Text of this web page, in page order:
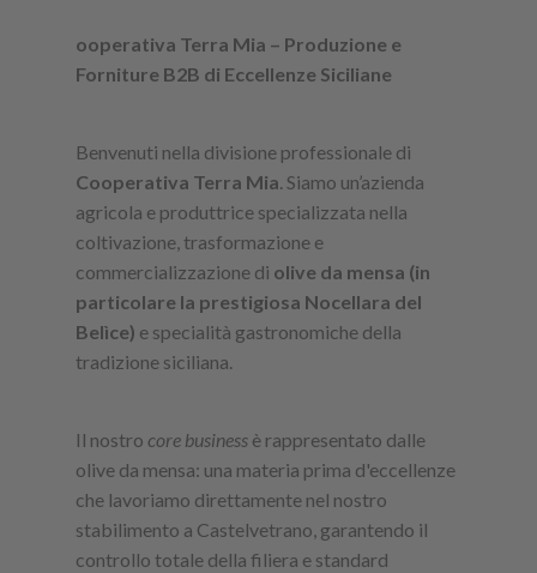
ooperativa Terra Mia – Produzione e
Forniture B2B di Eccellenze Siciliane
Benvenuti nella divisione professionale di
Cooperativa Terra Mia . Siamo un’azienda
agricola e produttrice specializzata nella
coltivazione, trasformazione e
commercializzazione di olive da mensa (in
particolare la prestigiosa Nocellara del
Belìce) e specialità gastronomiche della
tradizione siciliana.
Il nostro core businessè rappresentato dalle
olive da mensa: una materia prima d'eccellenze
che lavoriamo direttamente nel nostro
stabilimento a Castelvetrano, garantendo il
controllo totale della filiera e standard